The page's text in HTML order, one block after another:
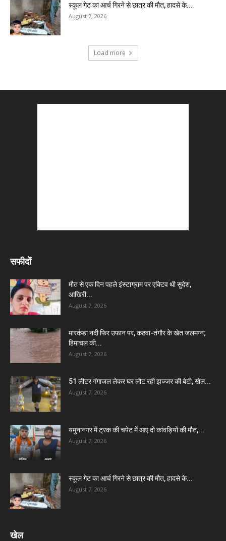
स्कूल गेट का आर्च गिरने से छात्र की मौत, हादसे के...
August 7, 2026
Load more
सफीदों
मौत से एक दिन पहले इंस्टाग्राम पर एक्टिव थी सुदेश,
आखिरी...
August 7, 2026
मारकंडा नदी फिर उफान पर, कठवा-तंगौर के खेत जलमग्न;
हिमाचल की...
August 7, 2026
51 लीटर गंगाजल लेकर घर लौट रही झज्जर की बेटी, खेल...
August 7, 2026
यमुनानगर में ट्रक की चपेट में आए दो कांवड़ियों की मौत,...
August 7, 2026
स्कूल गेट का आर्च गिरने से छात्र की मौत, हादसे के...
August 7, 2026
खेल